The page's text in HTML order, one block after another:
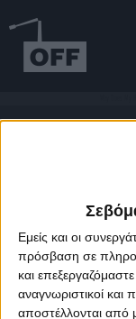
Εμείς και οι
πρόσβαση σε
και
αναγνωριστικοί
αποστέλλονται από
About Offradio
Designed &